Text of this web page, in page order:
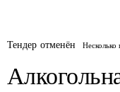
Тендер отменён Несколько